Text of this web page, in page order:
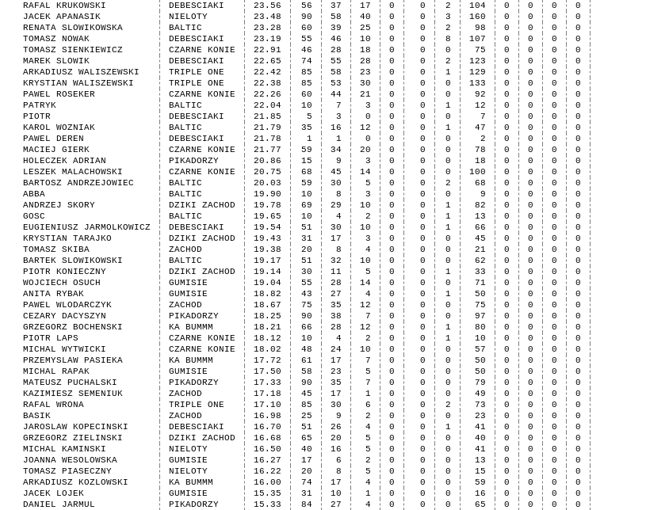
RAFAL KRUKOWSKI
DEBESCIAKI 23.56 56 37 17 0 0 2 104 0 0 0
0
JACEK APANASIK
NIELOTY 23.48 90 58 40 0 0 3 160 0 0 0
0
RENATA SLOWIKOWSKA
BALTIC 23.28 60 39 25 0 0 2 98 0 0 0
0
TOMASZ NOWAK
DEBESCIAKI 23.19 55 46 10 0 0 8 107 0 0 0
0
TOMASZ SIENKIEWICZ
CZARNE KONIE 22.91 46 28 18 0 0 0 75 0 0 0
0
MAREK SLOWIK
DEBESCIAKI 22.65 74 55 28 0 0 2 123 0 0 0
0
ARKADIUSZ WALISZEWSKI
TRIPLE ONE 22.42 85 58 23 0 0 1 129 0 0 0
0
KRYSTIAN WALISZEWSKI
TRIPLE ONE 22.38 85 53 30 0 0 0 133 0 0 0
0
PAWEL ROSEKER
CZARNE KONIE 22.26 60 44 21 0 0 0 92 0 0 0
0
PATRYK
BALTIC 22.04 10 7 3 0 0 1 12 0 0 0
0
PIOTR
DEBESCIAKI 21.85 5 3 0 0 0 0 7 0 0 0
0
KAROL WOZNIAK
BALTIC 21.79 35 16 12 0 0 1 47 0 0 0
0
PAWEL DEREN
DEBESCIAKI 21.78 1 1 0 0 0 0 2 0 0 0
0
MACIEJ GIERK
CZARNE KONIE 21.77 59 34 20 0 0 0 78 0 0 0
0
HOLECZEK ADRIAN
PIKADORZY 20.86 15 9 3 0 0 0 18 0 0 0
0
LESZEK MALACHOWSKI
CZARNE KONIE 20.75 68 45 14 0 0 0 100 0 0 0
0
BARTOSZ ANDRZEJOWIEC
BALTIC 20.03 59 30 5 0 0 2 68 0 0 0
0
ABBA
BALTIC 19.90 10 8 3 0 0 0 9 0 0 0
0
ANDRZEJ SKORY
DZIKI ZACHOD 19.78 69 29 10 0 0 1 82 0 0 0
0
GOSC
BALTIC 19.65 10 4 2 0 0 1 13 0 0 0
0
EUGIENIUSZ JARMOLKOWICZ
DEBESCIAKI 19.54 51 30 10 0 0 1 66 0 0 0
0
KRYSTIAN TARAJKO
DZIKI ZACHOD 19.43 31 17 3 0 0 0 45 0 0 0
0
TOMASZ SKIBA
ZACHOD 19.38 20 8 4 0 0 0 21 0 0 0
0
BARTEK SLOWIKOWSKI
BALTIC 19.17 51 32 10 0 0 0 62 0 0 0
0
PIOTR KONIECZNY
DZIKI ZACHOD 19.14 30 11 5 0 0 1 33 0 0 0
0
WOJCIECH OSUCH
GUMISIE 19.04 55 28 14 0 0 0 71 0 0 0
0
ANITA RYBAK
GUMISIE 18.82 43 27 4 0 0 1 50 0 0 0
0
PAWEL WLODARCZYK
ZACHOD 18.67 75 35 12 0 0 0 75 0 0 0
0
CEZARY DACYSZYN
PIKADORZY 18.25 90 38 7 0 0 0 97 0 0 0
0
GRZEGORZ BOCHENSKI
KA BUMMM 18.21 66 28 12 0 0 1 80 0 0 0
0
PIOTR LAPS
CZARNE KONIE 18.12 10 4 2 0 0 1 10 0 0 0
0
MICHAL WYTWICKI
CZARNE KONIE 18.02 48 24 10 0 0 0 57 0 0 0
0
PRZEMYSLAW PASIEKA
KA BUMMM 17.72 61 17 7 0 0 0 50 0 0 0
0
MICHAL RAPAK
GUMISIE 17.50 58 23 5 0 0 0 50 0 0 0
0
MATEUSZ PUCHALSKI
PIKADORZY 17.33 90 35 7 0 0 0 79 0 0 0
0
KAZIMIESZ SEMENIUK
ZACHOD 17.18 45 17 1 0 0 0 49 0 0 0
0
RAFAL WRONA
TRIPLE ONE 17.10 85 30 6 0 0 2 73 0 0 0
0
BASIK
ZACHOD 16.98 25 9 2 0 0 0 23 0 0 0
0
JAROSLAW KOPECINSKI
DEBESCIAKI 16.70 51 26 4 0 0 1 41 0 0 0
0
GRZEGORZ ZIELINSKI
DZIKI ZACHOD 16.68 65 20 5 0 0 0 40 0 0 0
0
MICHAL KAMINSKI
NIELOTY 16.50 40 16 5 0 0 0 41 0 0 0
0
JOANNA WESOLOWSKA
GUMISIE 16.27 17 6 2 0 0 0 13 0 0 0
0
TOMASZ PIASECZNY
NIELOTY 16.22 20 8 5 0 0 0 15 0 0 0
0
ARKADIUSZ KOZLOWSKI
KA BUMMM 16.00 74 17 4 0 0 0 59 0 0 0
0
JACEK LOJEK
GUMISIE 15.35 31 10 1 0 0 0 16 0 0 0
0
DANIEL JARMUL
PIKADORZY 15.33 84 27 4 0 0 0 65 0 0 0
0